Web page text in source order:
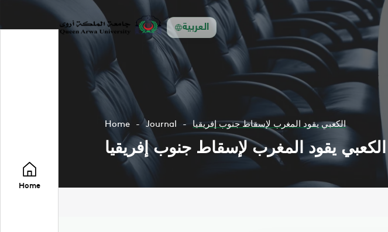
العربية
Home
Home Journal الكعبي يقود المغرب لإسقاط جنوب إفريقيا
الكعبي يقود المغرب لإسقاط جنوب إفريقيا